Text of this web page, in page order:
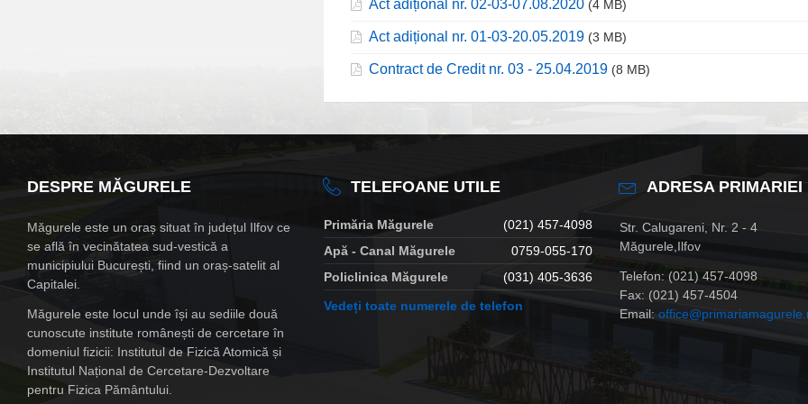
Act adițional nr. 02-03-07.08.2020 (4 MB)
Act adițional nr. 01-03-20.05.2019 (3 MB)
Contract de Credit nr. 03 - 25.04.2019 (8 MB)
DESPRE MĂGURELE
Măgurele este un oraș situat în județul Ilfov ce
se află în vecinătatea sud-vestică a
municipiului București, fiind un oraș-satelit al
Capitalei.
Măgurele este locul unde își au sediile două
cunoscute institute românești de cercetare în
domeniul fizicii: Institutul de Fizică Atomică și
Institutul Național de Cercetare-Dezvoltare
pentru Fizica Pământului.
TELEFOANE UTILE
Primăria Măgurele
(021) 457-4098
Apă - Canal Măgurele
0759-055-170
Policlinica Măgurele
(031) 405-3636
Vedeți toate numerele de telefon
ADRESA PRIMARIEI
Str. Calugareni, Nr. 2 - 4
Măgurele,Ilfov
Telefon: (021) 457-4098
Fax: (021) 457-4504
Email: